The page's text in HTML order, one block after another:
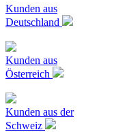
Kunden aus
Deutschland
Kunden aus
Österreich
Kunden aus der
Schweiz